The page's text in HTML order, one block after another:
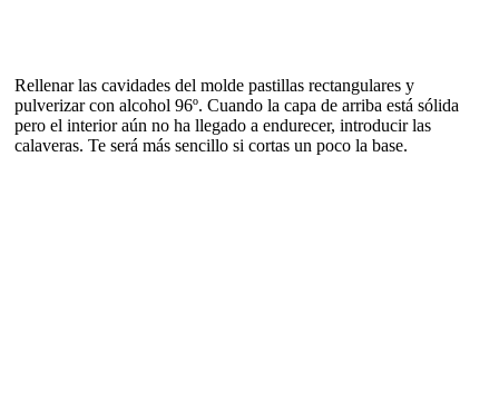
Rellenar las cavidades del molde pastillas rectangulares y
pulverizar con alcohol 96º. Cuando la capa de arriba está sólida
pero el interior aún no ha llegado a endurecer, introducir las
calaveras. Te será más sencillo si cortas un poco la base.